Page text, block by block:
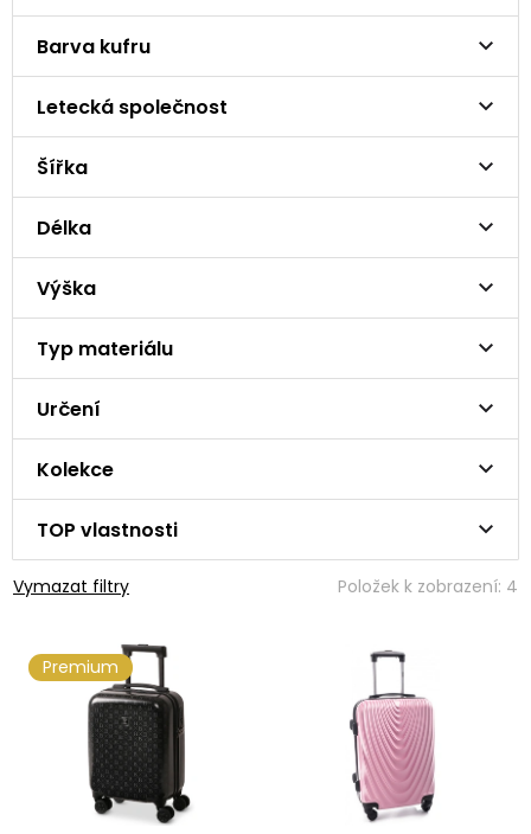
Barva kufru
Letecká společnost
Šířka
Délka
Výška
Typ materiálu
Určení
Kolekce
TOP vlastnosti
Vymazat filtry Položek k zobrazení: 4
Premium